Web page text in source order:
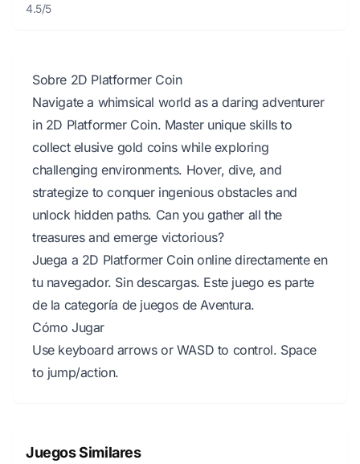
4.5/5
Sobre 2D Platformer Coin
Navigate a whimsical world as a daring adventurer
in 2D Platformer Coin. Master unique skills to
collect elusive gold coins while exploring
challenging environments. Hover, dive, and
strategize to conquer ingenious obstacles and
unlock hidden paths. Can you gather all the
treasures and emerge victorious?
Juega a 2D Platformer Coin online directamente en
tu navegador. Sin descargas. Este juego es parte
de la categoría de juegos de Aventura.
Cómo Jugar
Use keyboard arrows or WASD to control. Space
to jump/action.
Juegos Similares